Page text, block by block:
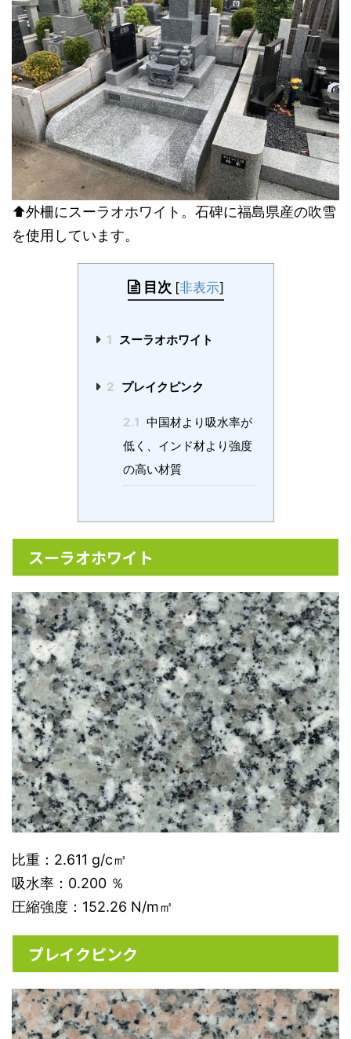
⬆︎外柵にスーラオホワイト。石碑に福島県産の吹雪
を使用しています。
目次 [非表示]
1 スーラオホワイト
2 プレイクピンク
2.1 中国材より吸水率が
低く、インド材より強度
の高い材質
スーラオホワイト
比重：2.611 g/c㎥
吸水率：0.200 ％
圧縮強度：152.26 N/m㎡
プレイクピンク